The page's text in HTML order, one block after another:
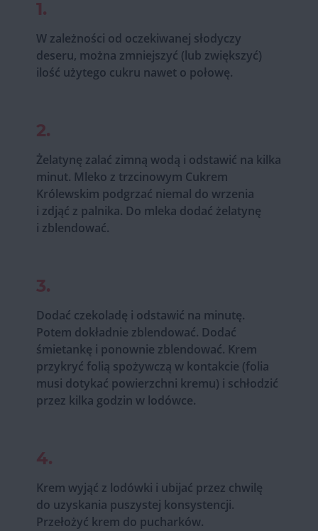
1.
W zależności od oczekiwanej słodyczy
deseru, można zmniejszyć (lub zwiększyć)
ilość użytego cukru nawet o połowę.
2.
Żelatynę zalać zimną wodą i odstawić na kilka
minut. Mleko z trzcinowym Cukrem
Królewskim podgrzać niemal do wrzenia
i zdjąć z palnika. Do mleka dodać żelatynę
i zblendować.
3.
Dodać czekoladę i odstawić na minutę.
Potem dokładnie zblendować. Dodać
śmietankę i ponownie zblendować. Krem
przykryć folią spożywczą w kontakcie (folia
musi dotykać powierzchni kremu) i schłodzić
przez kilka godzin w lodówce.
4.
Krem wyjąć z lodówki i ubijać przez chwilę
do uzyskania puszystej konsystencji.
Przełożyć krem do pucharków.